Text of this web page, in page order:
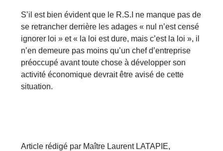
S’il est bien évident que le R.S.I ne manque pas de
se retrancher derrière les adages « nul n’est censé
ignorer loi » et « la loi est dure, mais c’est la loi », il
n’en demeure pas moins qu’un chef d’entreprise
préoccupé avant toute chose à développer son
activité économique devrait être avisé de cette
situation.
Article rédigé par Maître Laurent LATAPIE,